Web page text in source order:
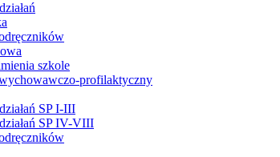
szkole
profilaktyczny
SP I-III
SP IV-VIII